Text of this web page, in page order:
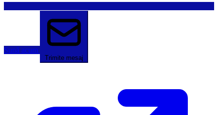
Sună acum
Trimite mesaj